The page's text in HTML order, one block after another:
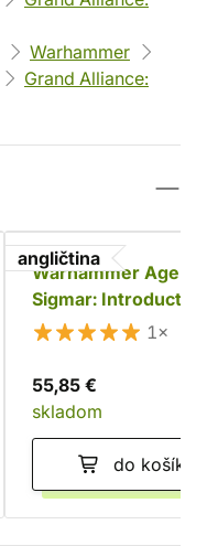
Warhammer
Grand Alliance:
angličtina
Warhammer Age of
Sigmar:
Set
1×
55,85 €
skladom
do košíka